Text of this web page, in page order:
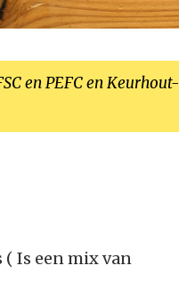
en PEFC en Keurhout-
Is een mix van